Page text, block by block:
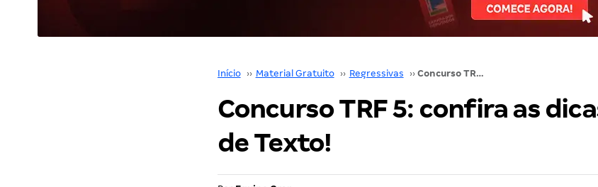
Início ›› Material Gratuito ›› Regressivas ›› Concurso TRF 5: confira as dicas gratuitas de Texto!
Concurso TRF 5: confira as
de Texto!